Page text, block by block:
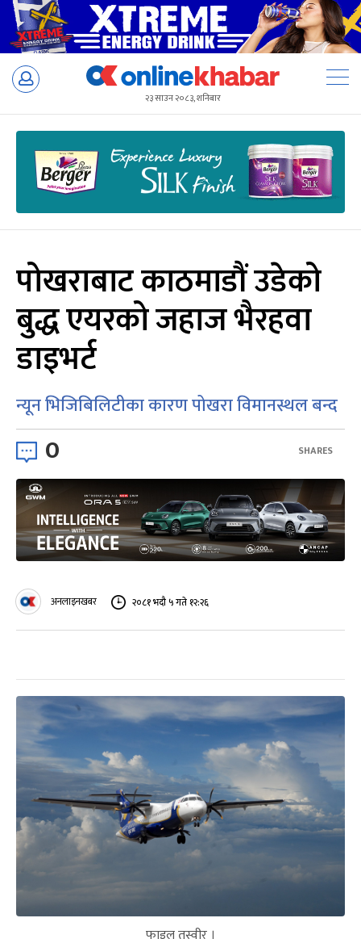
Skip
२३ साउन २०८३, शनिबार
पोखराबाट काठमाडौं उडेको
बुद्ध एयरको जहाज भैरहवा
डाइभर्ट
न्यून भिजिबिलिटीका कारण पोखरा विमानस्थल बन्द
0 SHARES
अनलाइनखबर २०८१ भदौ ५ गते १२:२६